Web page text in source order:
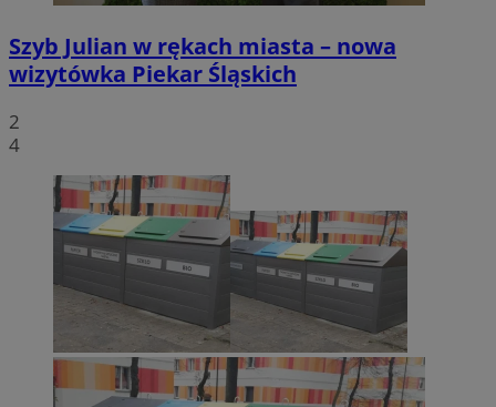
Szyb Julian w rękach miasta – nowa
wizytówka Piekar Śląskich
2
4